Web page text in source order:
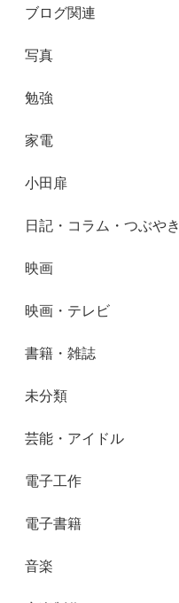
ブログ関連
写真
勉強
家電
小田扉
日記・コラム・つぶやき
映画
映画・テレビ
書籍・雑誌
未分類
芸能・アイドル
電子工作
電子書籍
音楽